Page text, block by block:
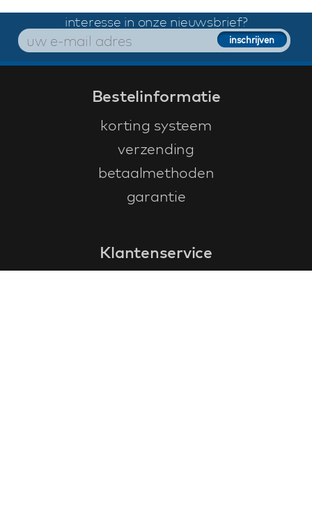
interesse in onze nieuwsbrief?
Bestelinformatie
korting systeem
verzending
betaalmethoden
garantie
Klantenservice